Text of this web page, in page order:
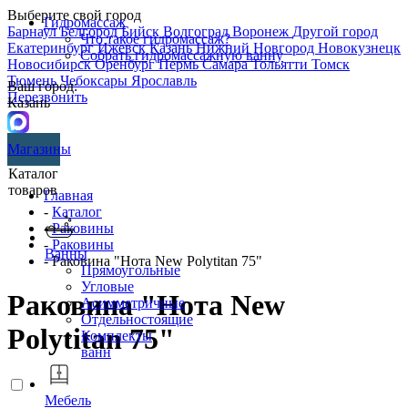
Выберите свой город
БарнаулБелгородБийск ВолгоградВоронеж Другой город
ЕкатеринбургИжевскКазаньНижний Новгород Новокузнецк
НовосибирскОренбургПермьСамараТольятти Томск
ТюменьЧебоксары Ярославль
Перезвонить
Гидромассаж
Что такое гидромассаж?
Собрать гидромассажную ванну
Ваш город:
Казань
Магазины
Каталог
товаров
Ванны
Прямоугольные
Угловые
Асимметричные
Отдельностоящие
Комплекты
ванн
Мебель
Главная
- Каталог
-Раковины
- Раковины
- Раковина "Нота New Polytitan 75"
Раковина "Нота New
Polytitan 75"